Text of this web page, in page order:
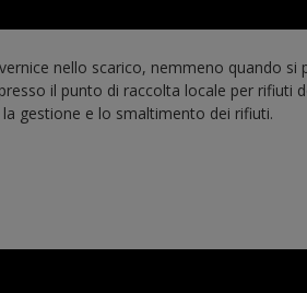
nello scarico, nemmeno quando
il punto di raccolta locale per rifiuti
gestione e lo smaltimento dei rifiuti.